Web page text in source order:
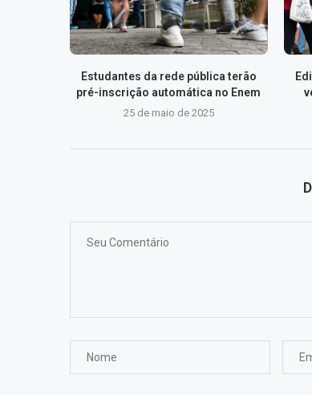
Estudantes da rede pública terão
pré-inscrição automática no Enem
25 de maio de 2025